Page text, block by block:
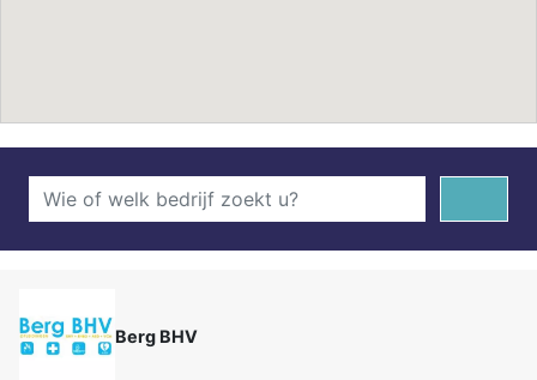
Berg BHV